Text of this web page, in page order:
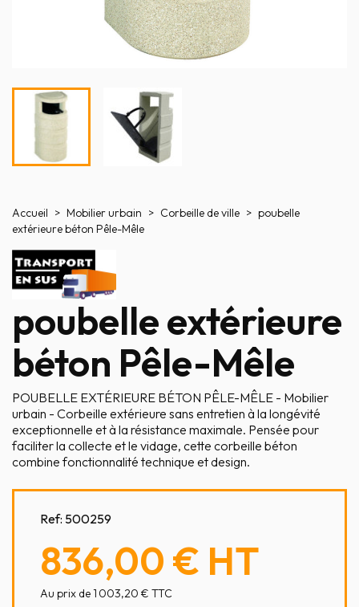
Accueil Mobilier urbain Corbeille de ville
poubelle
extérieure béton Pêle-Mêle
poubelle extérieure
béton Pêle-Mêle
POUBELLE EXTÉRIEURE BÉTON PÊLE-MÊLE - Mobilier
urbain - Corbeille extérieure sans entretien à la longévité
exceptionnelle et à la résistance maximale. Pensée pour
faciliter la collecte et le vidage, cette corbeille béton
combine fonctionnalité technique et design.
Ref: 500259
836,00 € HT
Au prix de 1 003,20 € TTC